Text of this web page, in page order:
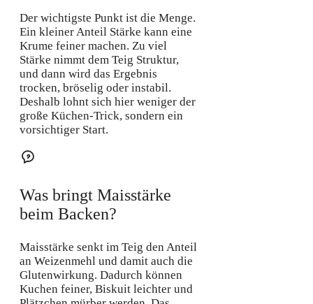
Der wichtigste Punkt ist die Menge.
Ein kleiner Anteil Stärke kann eine
Krume feiner machen. Zu viel
Stärke nimmt dem Teig Struktur,
und dann wird das Ergebnis
trocken, bröselig oder instabil.
Deshalb lohnt sich hier weniger der
große Küchen-Trick, sondern ein
vorsichtiger Start.
Was bringt Maisstärke
beim Backen?
Maisstärke senkt im Teig den Anteil
an Weizenmehl und damit auch die
Glutenwirkung. Dadurch können
Kuchen feiner, Biskuit leichter und